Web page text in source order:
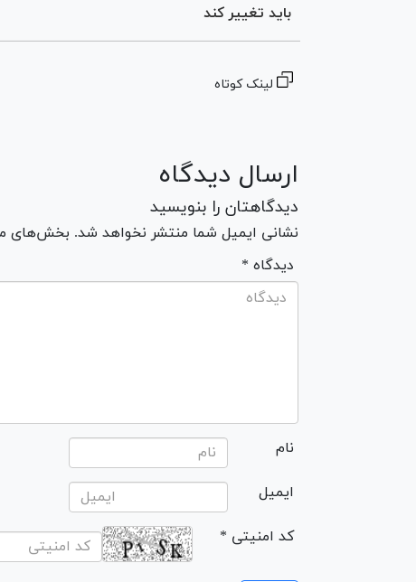
باید تغییر کند
لینک کوتاه
ارسال دیدگاه
دیدگاهتان را بنویسید
نشانی ایمیل شما منتشر نخواهد شد. بخش‌های
* دیدگاه
نام
ایمیل
* کد امنیتی